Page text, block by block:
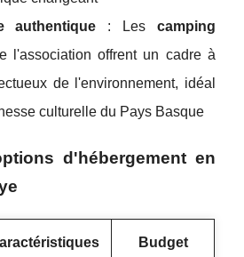
authentique : Les camping
l'association offrent un cadre à
de l'environnement, idéal
culturelle du Pays Basque
d'hébergement en
Budget